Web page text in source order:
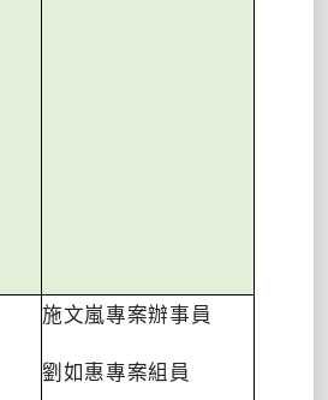
施文嵐專案辦事員
劉如惠專案組員